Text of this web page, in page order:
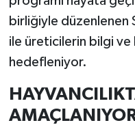
birliğiyle düzenlenen
ile üreticilerin bilgi
hedefleniyor.